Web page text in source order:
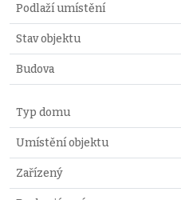
Podlaží umístění
Stav objektu
Budova
Typ domu
Umístění objektu
Zařízený